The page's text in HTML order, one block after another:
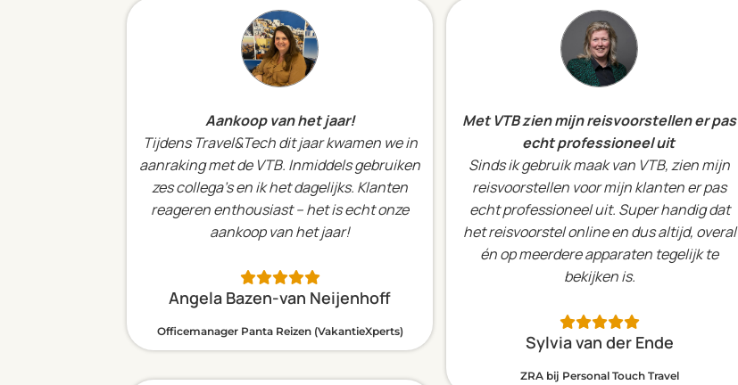
Aankoop van het jaar!
Tijdens Travel&Tech dit jaar kwamen we in
aanraking met de VTB. Inmiddels gebruiken
zes collega’s en ik het dagelijks. Klanten
reageren enthousiast – het is echt onze
aankoop van het jaar!
Angela Bazen-van Neijenhoff
Officemanager Panta Reizen (VakantieXperts)
Met VTB zien mijn reisvoorstellen er pas
echt professioneel uit
Sinds ik gebruik maak van VTB, zien mijn
reisvoorstellen voor mijn klanten er pas
echt professioneel uit. Super handig dat
het reisvoorstel online en dus altijd, overal
én op meerdere apparaten tegelijk te
bekijken is.
Sylvia van der Ende
ZRA bij Personal Touch Travel